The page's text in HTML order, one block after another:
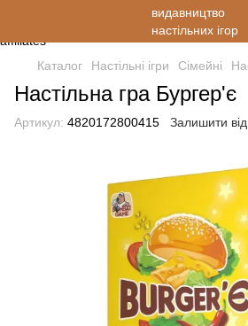
Каталог Настільні ігри Cімейні
Настільна гра Бургер'є
Артикул: 4820172800415 Залишити